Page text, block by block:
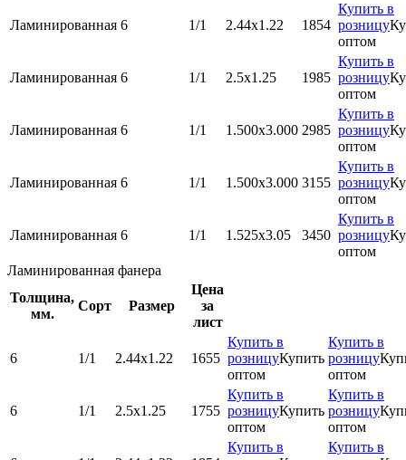
Ламинированная 6 1/1 2.44х1.22 1854
Купить в
розницу
оптом
Ламинированная 6 1/1 2.5х1.25 1985
Купить в
розницу
оптом
Ламинированная 6 1/1 1.500x3.000 2985
Купить в
розницу
оптом
Ламинированная 6 1/1 1.500x3.000 3155
Купить в
розницу
оптом
Ламинированная 6 1/1 1.525х3.05 3450
Купить в
розницу
оптом
Ламинированная фанера
Толщина,
мм.
Сорт Размер
Цена
за
лист
6 1/1 2.44х1.22 1655
Купить в
розницуКупить
оптом
Купить в
розницу
оптом
6 1/1 2.5х1.25 1755
Купить в
розницуКупить
оптом
Купить в
розницу
оптом
Купить в
Купить в